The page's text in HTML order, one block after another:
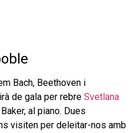
Bach, Beethoven i
de gala per rebre Svetlana
al piano. Dues
visiten per deleitar-nos amb